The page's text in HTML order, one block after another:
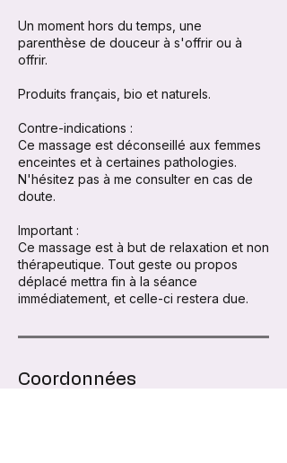
Un moment hors du temps, une
parenthèse de douceur à s'offrir ou à
offrir.
Produits français, bio et naturels.
Contre-indications :
Ce massage est déconseillé aux femmes
enceintes et à certaines pathologies.
N'hésitez pas à me consulter en cas de
doute.
Important :
Ce massage est à but de relaxation et non
thérapeutique. Tout geste ou propos
déplacé mettra fin à la séance
immédiatement, et celle-ci restera due.
Coordonnées